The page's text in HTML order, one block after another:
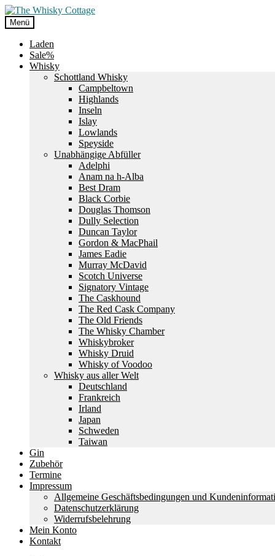
Zur
Navigation
springen
Zum
Inhalt
springen
Menü
Laden
Sale%
Whisky
Schottland Whisky
Campbeltown
Highlands
Inseln
Islay
Lowlands
Speyside
Unabhängige Abfüller
Adelphi
Anam na h-Alba
Best Dram
Black Corbie
Douglas Thomson
Dully Selection
Duncan Taylor
Gordon & MacPhail
James Eadie
Murray McDavid
Scotch Universe
Signatory Vintage
The Caskhound
The Red Cask Company
The Old Friends
The Whisky Chamber
Whiskybroker
Whisky Druid
Whisky of Voodoo
Whisky aus aller Welt
Deutschland
Frankreich
Irland
Japan
Schweden
Taiwan
Gin
Zubehör
Termine
Impressum
Allgemeine Geschäftsbedingungen und
Datenschutzerklärung
Widerrufsbelehrung
Mein Konto
Kontakt